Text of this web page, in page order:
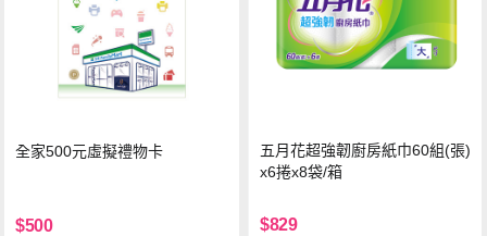
全家500元虛擬禮物卡
$500
五月花超強韌廚房紙巾60組(張)
x6捲x8袋/箱
$829